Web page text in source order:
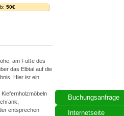
Buchungsanfrage
Internetseite
50€
am Fuße des
das Elbtal auf die
Hier ist ein
entsprechen